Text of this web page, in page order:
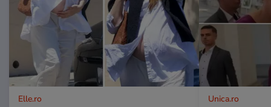
Elle.ro Unica.ro